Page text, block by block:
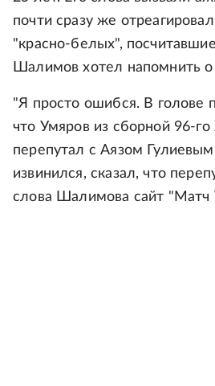
почти сразу же
"красно-белых",
Шалимов хотел напомнить о
"Я просто ошибся. В голове
что Умяров из сборной 96-
перепутал с Аязом
извинился, сказал, что
слова Шалимова сайт "Матч